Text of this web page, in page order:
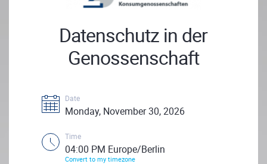
Datenschutz in der
Genossenschaft
Date
Monday, November 30, 2026
Time
04:00 PM Europe/Berlin
Convert to my timezone